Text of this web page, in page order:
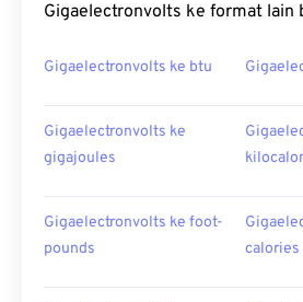
Gigaelectronvolts ke format lain
Gigaelectronvolts ke btu
Gigaelectronvolts ke
gigajoules
Gigaelectronvolts ke foot-
pounds
calories